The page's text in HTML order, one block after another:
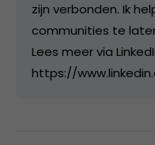
zijn verbonden. Ik
communities te
Lees meer via
https://